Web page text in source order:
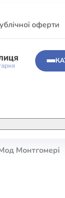
оферти
Монтгомері